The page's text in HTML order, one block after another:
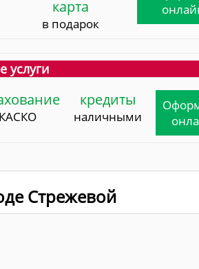
карта
в подарок
услуги
КАСКО
кредиты
наличными
Стрежевой